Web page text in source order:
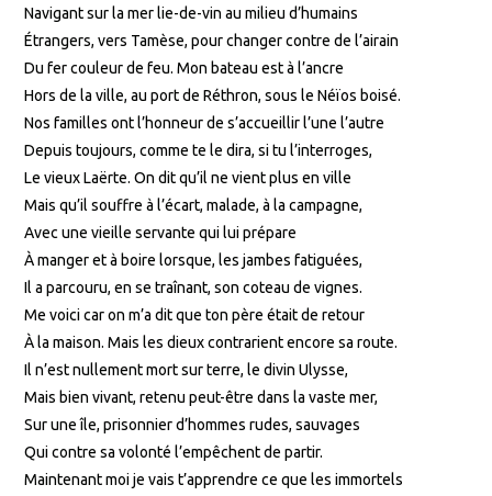
Navigant sur la mer lie-de-vin au milieu d’humains
Étrangers, vers Tamèse, pour changer contre de l’airain
Du fer couleur de feu. Mon bateau est à l’ancre
Hors de la ville, au port de Réthron, sous le Néïos boisé.
Nos familles ont l’honneur de s’accueillir l’une l’autre
Depuis toujours, comme te le dira, si tu l’interroges,
Le vieux Laërte. On dit qu’il ne vient plus en ville
Mais qu’il souffre à l’écart, malade, à la campagne,
Avec une vieille servante qui lui prépare
À manger et à boire lorsque, les jambes fatiguées,
Il a parcouru, en se traînant, son coteau de vignes.
Me voici car on m’a dit que ton père était de retour
À la maison. Mais les dieux contrarient encore sa route.
Il n’est nullement mort sur terre, le divin Ulysse,
Mais bien vivant, retenu peut-être dans la vaste mer,
Sur une île, prisonnier d’hommes rudes, sauvages
Qui contre sa volonté l’empêchent de partir.
Maintenant moi je vais t’apprendre ce que les immortels